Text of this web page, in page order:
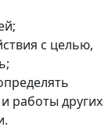
с целью,
работы других